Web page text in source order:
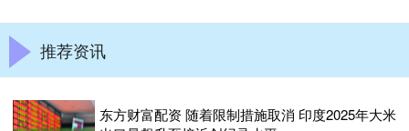
推荐资讯
东方财富配资 随着限制措施取消 印度2025年大米